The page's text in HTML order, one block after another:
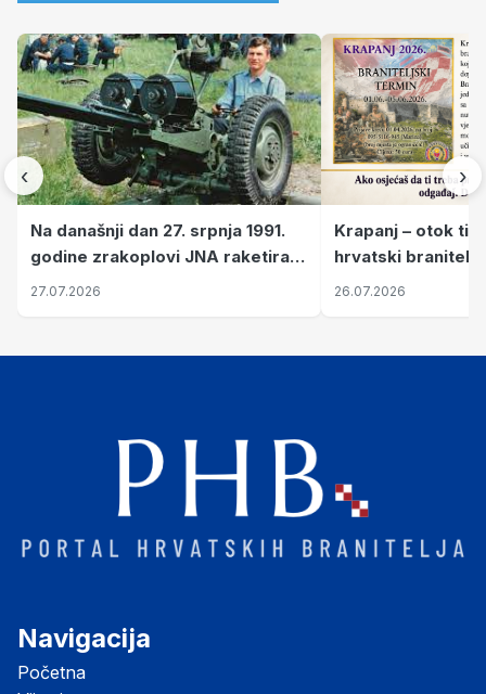
‹
Na današnji dan 27. srpnja 1991.
godine zrakoplovi JNA raketirali
su vojarnu i obučni centar "Nikola
27.07.2026
Krapanj – otok
hrvatski branitelji
pronalaze mir
26.07.2026
›
Navigacija
Početna